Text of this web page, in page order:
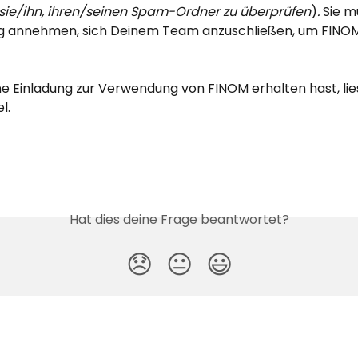
ihn, ihren/seinen Spam-Ordner zu überprüfen). Sie
annehmen, sich Deinem Team anzuschließen, um
Einladung zur Verwendung von FINOM erhalten hast,
Hat dies deine Frage beantwortet?
😞 😐 😃